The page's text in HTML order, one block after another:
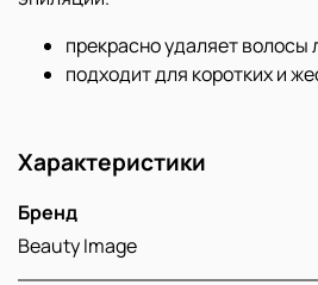
прекрасно удаляет волосы
подходит для коротких и
Характеристики
Бренд
Beauty Image